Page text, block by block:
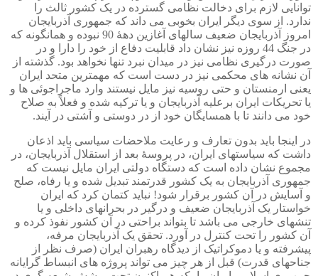
توانایی لازم برای دخالت نظامی گسترده در یک کشور ثالث را
ندارد. از سوی دیگر ایران بخوبی می داند که جمهوری آذربایجان
امروز آذربایجان ضعیف سالهای آغازین دهۀ 90 نبوده و همانگونه که
در جنگ 44 روزه نیز نشان داد قابلیت دفاع از خود را دارا و در
صورت درگیری نظامی نیز در میدان نبرد تنها نخواهد بود. گذشته از
آن نشانه های محکمی نیز در دست است که مهمترین متحد ایران
یعنی ارمنستان و حتی روسیه نیز مایل نیستند وارد ماجراجوئی ها و
یا تحریکات ایران برعلیه آذربایجان و یا ترکیه شده و فعلاً به صلاح
خود می دانند تا با همسایگان خود از در دوستی و آشتی در آیند.
در اینجا باید بدون تعارف و رعایت ملاحضات سیاسی باید اذعان
داشت که سیاستهای ایران، در پروسۀ بعد از استقلال آذربایجان، در
مجموع نشان داده است که دستگاه دولتی ایران مایل نیست که
جمهوری آذربایجان به یک کشور قدرتمند تبدیل شده و یا رفاه، صلح
و آسایش در آن کشور برقرار شود! نباید کتمان کرد که ایران
خواستار یک آذربایجان ضعیف و درگیر در بحرانهای داخلی و یا
تنشهای خارجی می باشد تا بتواند براحتی در آن کشور نفوذ کرده و
آن کشور را تحت کنترل در آورد. تحقق یک آذربایجان مرفه،
پیشرفته و یا دموکراتیک از دیدگاه رهبران ایران (صرف نظر از
جناحهای قدرت) قبل از هر چیز می تواند پروژه های انبساط گرایانه